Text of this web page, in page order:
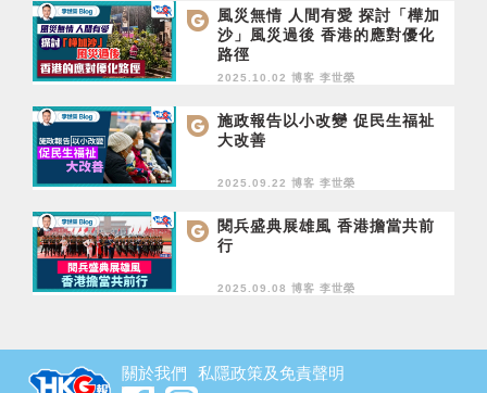
風災無情 人間有愛 探討「樺加
沙」風災過後 香港的應對優化
路徑
2025.10.02 博客 李世榮
施政報告以小改變 促民生福祉
大改善
2025.09.22 博客 李世榮
閱兵盛典展雄風 香港擔當共前
行
2025.09.08 博客 李世榮
關於我們 私隱政策及免責聲明